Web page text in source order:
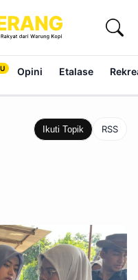
Opini Etalase
Ikuti Topik RSS